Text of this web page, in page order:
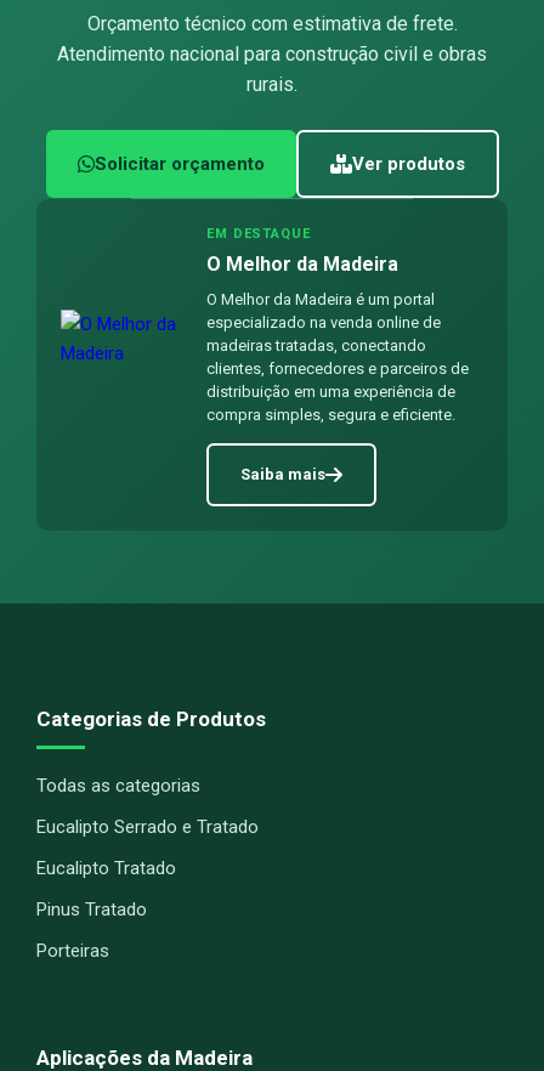
Orçamento técnico com estimativa de frete.
Atendimento nacional para construção civil e obras
rurais.
Solicitar orçamento Ver produtos
EM DESTAQUE
O Melhor da Madeira
O Melhor da Madeira é um portal
especializado na venda online de
madeiras tratadas, conectando
clientes, fornecedores e parceiros de
distribuição em uma experiência de
compra simples, segura e eficiente.
Saiba mais
Categorias de Produtos
Todas as categorias
Eucalipto Serrado e Tratado
Eucalipto Tratado
Pinus Tratado
Porteiras
Aplicações da Madeira